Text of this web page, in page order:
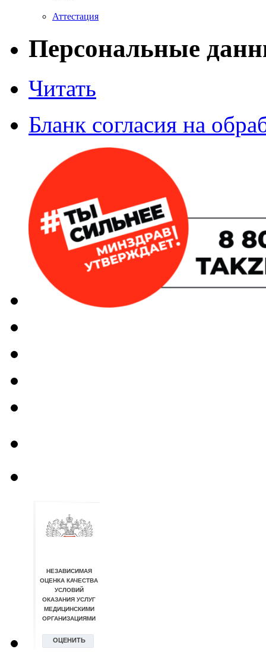
Аттестация
Персональные
Читать
Бланк согласия на